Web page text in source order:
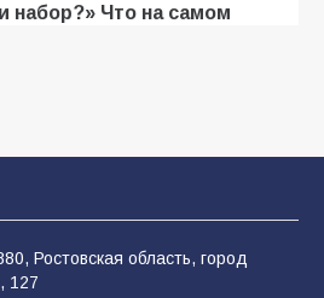
набор?» Что на самом
дорожные работы
Ростовская область, город
127